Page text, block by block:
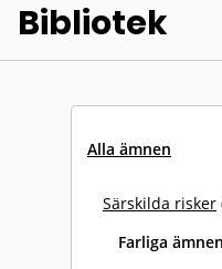
Bibliotek
Alla ämnen
Särskilda risker
Farliga ämnen